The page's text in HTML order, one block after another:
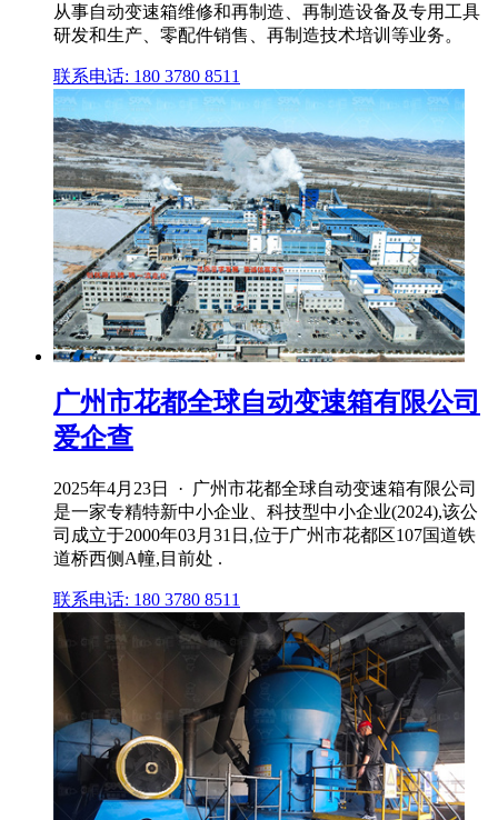
从事自动变速箱维修和再制造、再制造设备及专用工具
研发和生产、零配件销售、再制造技术培训等业务。
联系电话: 180 3780 8511
广州市花都全球自动变速箱有限公司
爱企查
2025年4月23日 · 广州市花都全球自动变速箱有限公司
是一家专精特新中小企业、科技型中小企业(2024),该公
司成立于2000年03月31日,位于广州市花都区107国道铁
道桥西侧A幢,目前处 .
联系电话: 180 3780 8511